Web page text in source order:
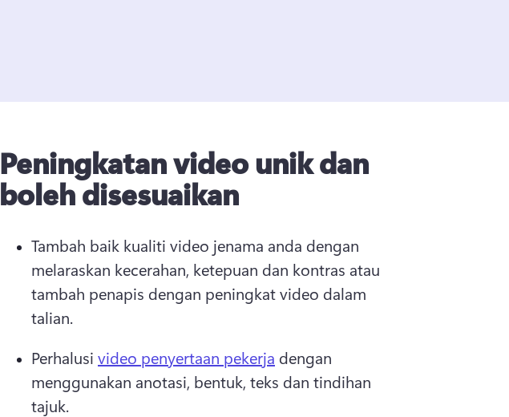
Peningkatan video unik dan
boleh disesuaikan
Tambah baik kualiti video jenama anda dengan
melaraskan kecerahan, ketepuan dan kontras atau
tambah penapis dengan peningkat video dalam
talian.
Perhalusi video penyertaan pekerja dengan
menggunakan anotasi, bentuk, teks dan tindihan
tajuk.